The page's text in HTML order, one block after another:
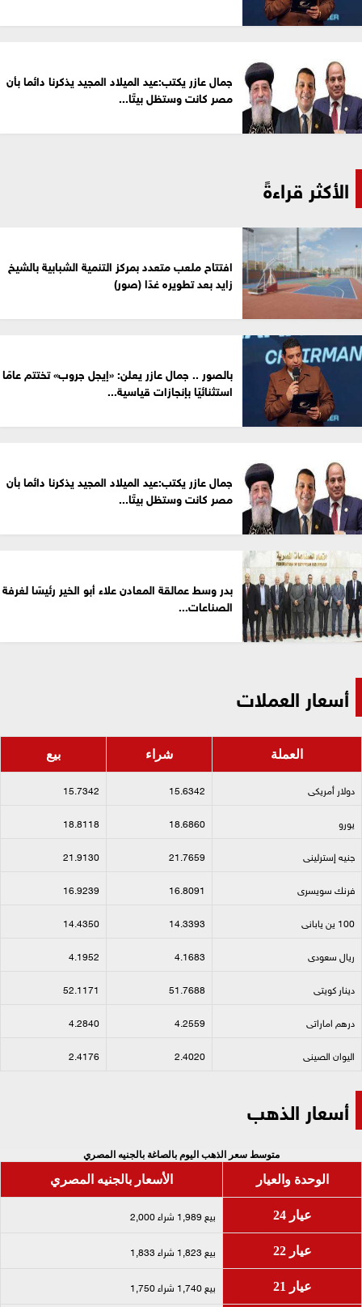
جمال عازر يكتب:عيد الميلاد المجيد يذكرنا دائما بأن
مصر كانت وستظل بيتًا...
الأكثر قراءةً
افتتاح ملعب متعدد بمركز التنمية الشبابية بالشيخ
زايد بعد تطويره غدًا (صور)
بالصور .. جمال عازر يعلن: «إيجل جروب» تختتم عامًا
استثنائيًا بإنجازات قياسية...
جمال عازر يكتب:عيد الميلاد المجيد يذكرنا دائما بأن
مصر كانت وستظل بيتًا...
بدر وسط عمالقة المعادن علاء أبو الخير رئيسًا لغرفة
الصناعات...
أسعار العملات
العملة شراء بيع
دولار أمريكى​ 15.6342
15.7342
يورو​ 18.6860
18.8118
جنيه إسترلينى​ 21.7659
21.9130
فرنك سويسرى​ 16.8091
16.9239
100 ين يابانى​ 14.3393
14.4350
ريال سعودى​ 4.1683
4.1952
دينار كويتى​ 51.7688
52.1171
درهم اماراتى​ 4.2559
4.2840
اليوان الصينى​ 2.4020
2.4176
أسعار الذهب
متوسط سعر الذهب اليوم بالصاغة بالجنيه المصري
الوحدة والعيار الأسعار بالجنيه المصري
عيار 24 بيع 1,989 شراء 2,000
عيار 22 بيع 1,823 شراء 1,833
عيار 21 بيع 1,740 شراء 1,750